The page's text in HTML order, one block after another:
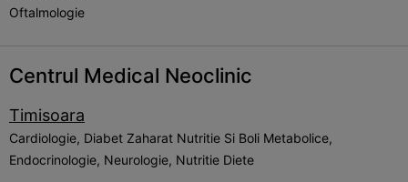
Oftalmologie
Centrul Medical Neoclinic
Timisoara
Cardiologie, Diabet Zaharat Nutritie Si Boli Metabolice,
Endocrinologie, Neurologie, Nutritie Diete